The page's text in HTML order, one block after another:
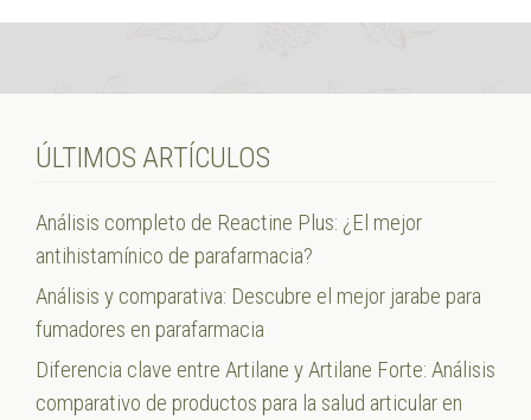
ÚLTIMOS ARTÍCULOS
Análisis completo de Reactine Plus: ¿El mejor
antihistamínico de parafarmacia?
Análisis y comparativa: Descubre el mejor jarabe para
fumadores en parafarmacia
Diferencia clave entre Artilane y Artilane Forte: Análisis
comparativo de productos para la salud articular en